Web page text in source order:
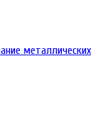
металлических